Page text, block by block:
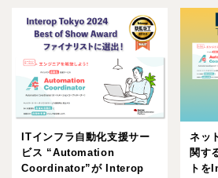
ITインフラ自動化支援サー
ビス “Automation
Coordinator”が Interop
ネッ
関す
ト